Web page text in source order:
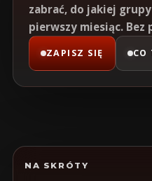
zabrać, do jakiej
pierwszy miesiąc.
ZAPISZ SIĘ CO
NA SKRÓTY